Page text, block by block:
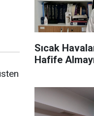
Sıcak
Hafife